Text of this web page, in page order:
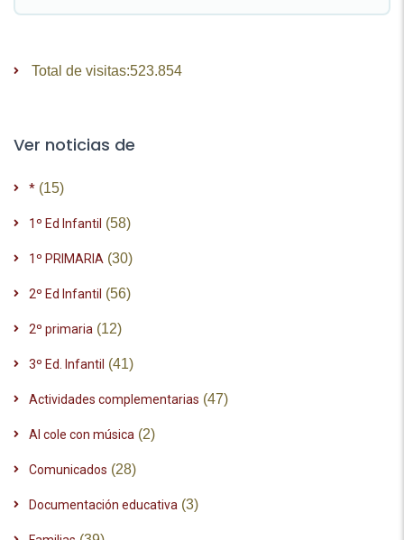
Total de visitas:523.854
Ver noticias de
* (15)
1º Ed Infantil (58)
1º PRIMARIA (30)
2º Ed Infantil (56)
2º primaria (12)
3º Ed. Infantil (41)
Actividades complementarias (47)
Al cole con música (2)
Comunicados (28)
Documentación educativa (3)